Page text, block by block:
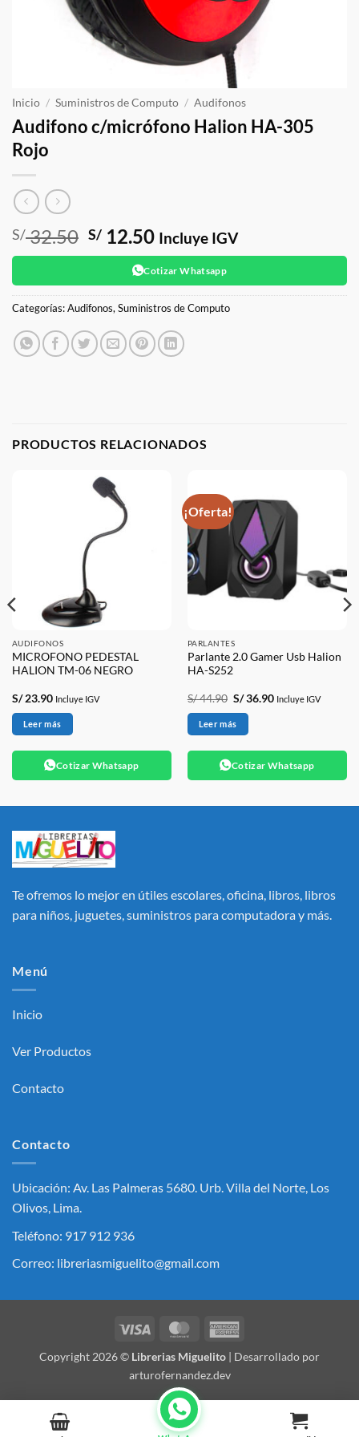
Inicio / Suministros de Computo / Audifonos
Audifono c/micrófono Halion HA-305
Rojo
S/32.50 El
precio
original
era:
S/ 32.50.
S/ 12.50El
precio
actual
es:
S/ 12.50.
Incluye IGV
Cotizar Whatsapp
Categorías:Audifonos,Suministros de Computo
PRODUCTOS RELACIONADOS
AUDIFONOS
MICROFONO PEDESTAL
HALION TM-06 NEGRO
S/23.90 Incluye IGV
Leer más
Cotizar Whatsapp
¡Oferta!
PARLANTES
Parlante 2.0 Gamer Usb Halion
HA-S252
S/44.90 El
original
era:
S/ 44.90.
S/36.90El
precio
Incluye IGV
Leer más
Cotizar Whatsapp
Te ofremos lo mejor en útiles escolares, oficina, libros, libros
para niños, juguetes, suministros para computadora y más.
Menú
Inicio
Ver Productos
Contacto
Contacto
Ubicación: Av. Las Palmeras 5680. Urb. Villa del Norte, Los
Olivos, Lima.
Teléfono: 917 912 936
Correo: libreriasmiguelito@gmail.com
Visa MasterCard
Copyright 2026 © Librerias Miguelito | Desarrollado por
arturofernandez.dev